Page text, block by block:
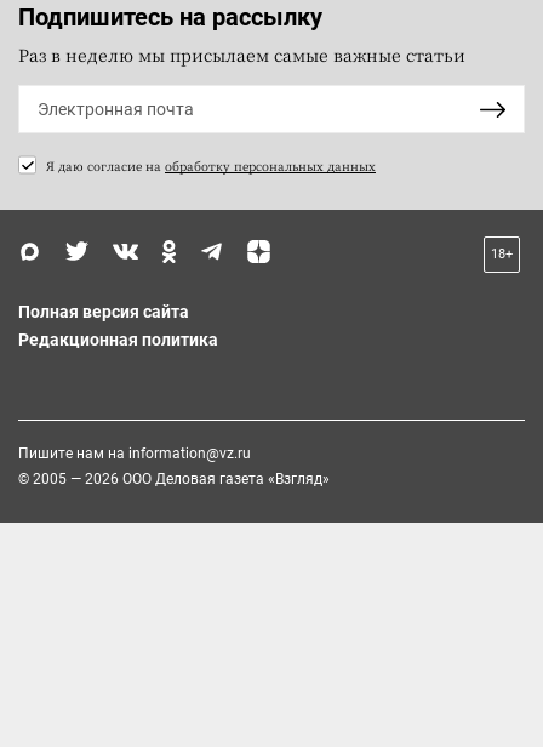
Подпишитесь на рассылку
Раз в неделю мы присылаем самые важные статьи
Я даю согласие на обработку персональных данных
18+
Полная версия сайта
Редакционная политика
Пишите нам на information@vz.ru
© 2005 — 2026 ООО Деловая газета «Взгляд»